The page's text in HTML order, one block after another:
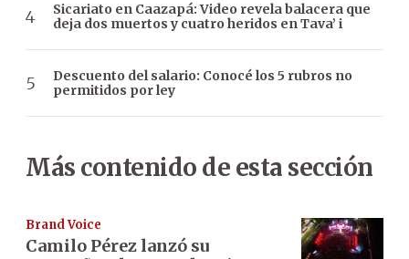
Sicariato en Caazapá: Video revela balacera que
deja dos muertos y cuatro heridos en Tava’ i
Descuento del salario: Conocé los 5 rubros no
permitidos por ley
Más contenido de esta sección
Brand Voice
Camilo Pérez lanzó su